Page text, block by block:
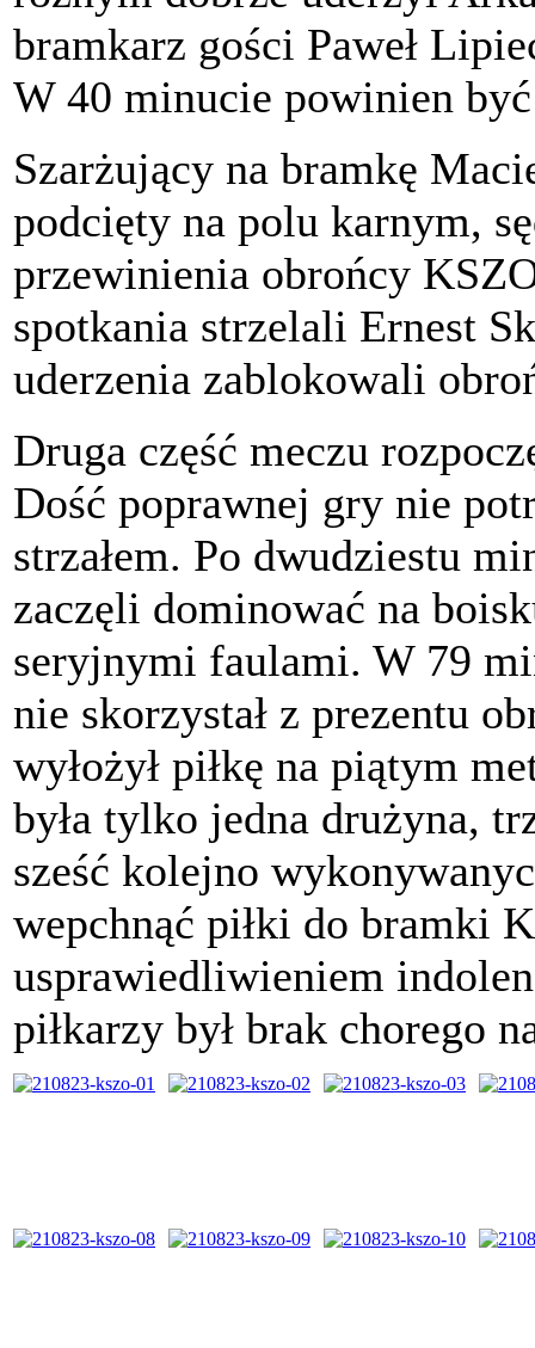
bramkarz gości Paweł
W 40 minucie powinien
Szarżujący na bramkę
podcięty na polu karnym,
przewinienia obrońcy
spotkania strzelali Ernest
uderzenia zablokowali
Druga część meczu
Dość poprawnej gry nie
strzałem. Po dwudziestu
zaczęli dominować na
seryjnymi faulami. W 79
nie skorzystał z prezentu
wyłożył piłkę na piątym
była tylko jedna drużyna,
sześć kolejno
wepchnąć piłki do bramki
usprawiedliwieniem
piłkarzy był brak chorego